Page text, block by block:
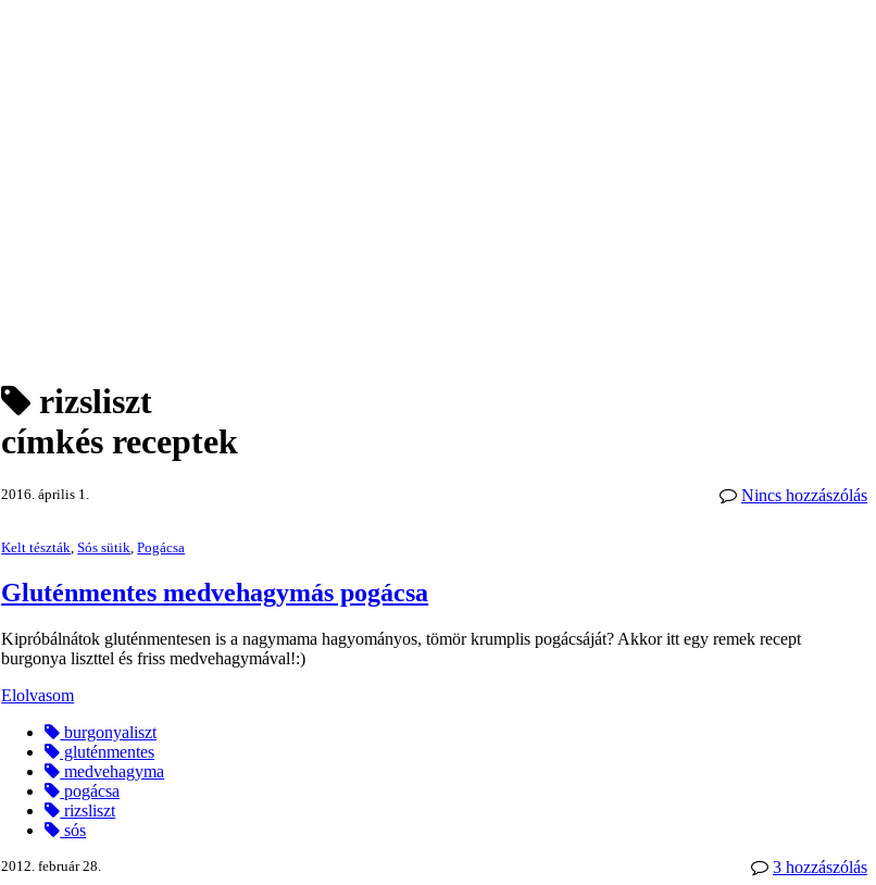
rizsliszt
címkés receptek
Nincs hozzászólás
2016. április 1.
Kelt tészták,Sós sütik,Pogácsa
Gluténmentes medvehagymás pogácsa
Kipróbálnátok gluténmentesen is a nagymama hagyományos, tömör krumplis pogácsáját? Akkor itt egy remek recept
burgonya liszttel és friss medvehagymával!:)
Elolvasom
burgonyaliszt
gluténmentes
medvehagyma
pogácsa
rizsliszt
sós
3 hozzászólás
2012. február 28.